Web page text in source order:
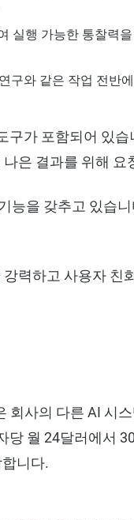
실행 가능한 통찰력
구와 같은 작업 전반
구가 포함되어 있습
나은 결과를 위해 요
능을 갖추고 있습
력하고 사용자 친
회사의 다른 AI 시
당 월 24달러에서
니다.